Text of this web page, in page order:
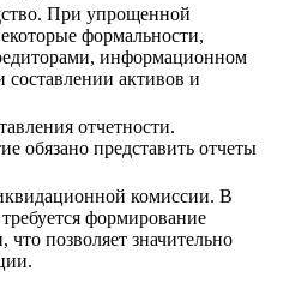
При упрощенной
формальности,
информационном
активов и
отчетности.
обязано представить отчеты
комиссии. В
формирование
позволяет значительно